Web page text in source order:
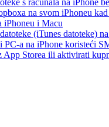
s računala na iPhone
na svom iPhoneu
iPhoneu i Macu
(iTunes datoteke)
PC-a na iPhone koristeći
Storea ili aktivirati